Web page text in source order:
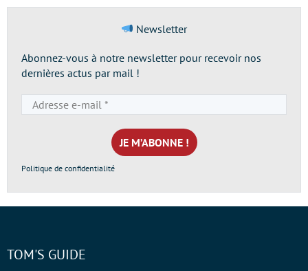
Newsletter
Abonnez-vous à notre newsletter pour recevoir nos
dernières actus par mail !
e-
mail
*
Politique de confidentialité
TOM'S GUIDE